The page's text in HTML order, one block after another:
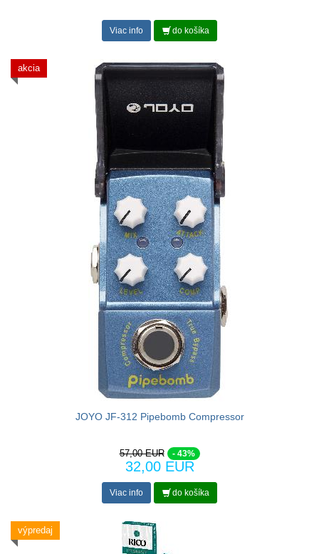
Viac info do košíka
akcia
JOYO JF-312 Pipebomb Compressor
57,00 EUR - 43%
32,00 EUR
Viac info do košíka
výpredaj